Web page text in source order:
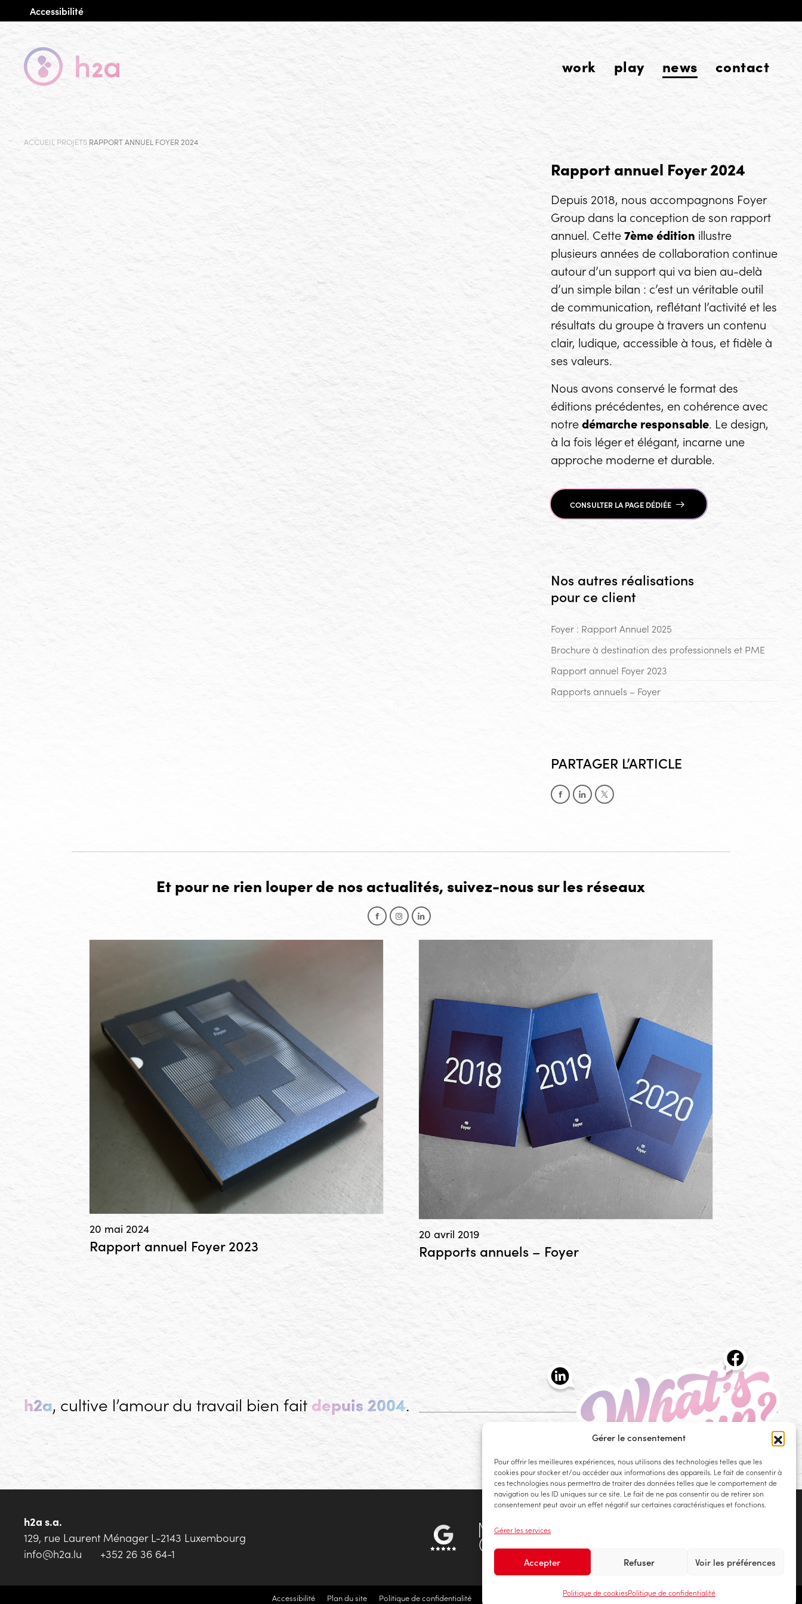
Gérer le consentement
Pour offrir les meilleures expériences, nous utilisons des technologies telles que les
cookies pour stocker et/ou accéder aux informations des appareils. Le fait de consentir à
ces technologies nous permettra de traiter des données telles que le comportement de
navigation ou les ID uniques sur ce site. Le fait de ne pas consentir ou de retirer son
consentement peut avoir un effet négatif sur certaines caractéristiques et fonctions.
Gérer les services
Accepter Refuser Voir les préférences
Politique de cookiesPolitique de confidentialité
Accessibilité
work play news contact
ACCUEIL PROJETS RAPPORT ANNUEL FOYER 2024
Rapport annuel Foyer 2024
Depuis 2018, nous accompagnons Foyer
Group dans la conception de son rapport
annuel. Cette7ème édition illustre
plusieurs années de collaboration continue
autour d’un support qui va bien au-delà
d’un simple bilan : c’est un véritable outil
de communication, reflétant l’activité et les
résultats du groupe à travers un contenu
clair, ludique, accessible à tous, et fidèle à
ses valeurs.
Nous avons conservé le format des
éditions précédentes, en cohérence avec
notredémarche responsable. Le design,
à la fois léger et élégant, incarne une
approche moderne et durable.
CONSULTER LA PAGE DÉDIÉE
Nos autres réalisations
pour ce client
Foyer : Rapport Annuel 2025
Brochure à destination des professionnels et PME
Rapport annuel Foyer 2023
Rapports annuels – Foyer
PARTAGER L’ARTICLE
Partager sur Facebook
Partager sur LinkedIn
Partager sur X
Et pour ne rien louper de nos actualités, suivez-nous sur les réseaux
Facebook
Instagram
LinkedIn
Rapport annuel Foyer 2023
20 mai 2024
Rapports annuels – Foyer
20 avril 2019
h2a, cultive l’amour du travail bien fait depuis 2004.
What's up?Les actualités de l'agence h2a
h2a s.a.
12‌9, r‌ue Laure‌nt Ména‌ger L-21‌43 Luxembourg
info@h2a.lu
+352 26 36 64-1
Accessibilité Plan du site Politique de confidentialité Recette de la politique des Cookies Gérer le consentement